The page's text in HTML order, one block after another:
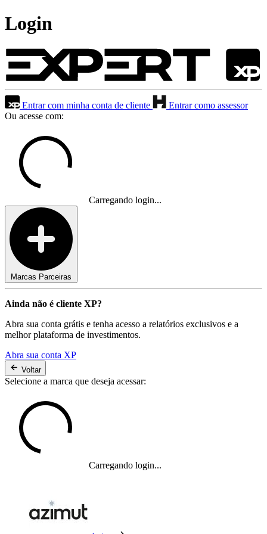
Login
Entrar com minha conta de cliente
Entrar como assessor
Ou acesse com:
Carregando login...
Marcas Parceiras
Ainda não é cliente XP?
Abra sua conta grátis e tenha acesso a relatórios exclusivos e a
melhor plataforma de investimentos.
Abra sua conta XP
Voltar
Selecione a marca que deseja acessar:
Carregando login...